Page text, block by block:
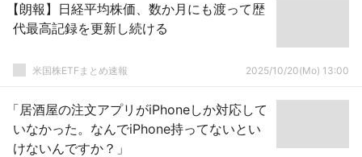
【朗報】日経平均株価、数か月にも渡って歴
代最高記録を更新し続ける
米国株ETFまとめ速報 2025/10/20(Mo) 13:00
「居酒屋の注文アプリがiPhoneしか対応して
いなかった。なんでiPhone持ってないとい
けないんですか？」